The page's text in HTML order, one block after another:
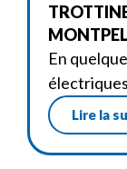
En
Lire la